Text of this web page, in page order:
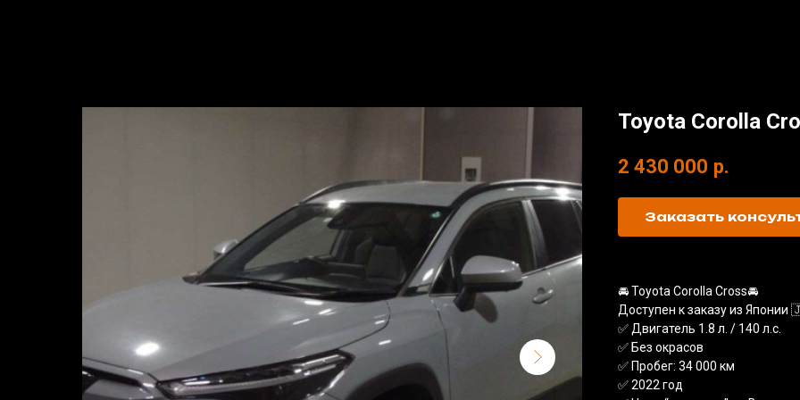
Toyota Corolla
2 430 000 р.
Заказать
🚘 Toyota Corolla Cross🚘
Доступен к заказу из
✅ Двигатель 1.8 л. / 140 л.с.
✅ Без окрасов
✅ Пробег: 34 000 км
✅ 2022 год